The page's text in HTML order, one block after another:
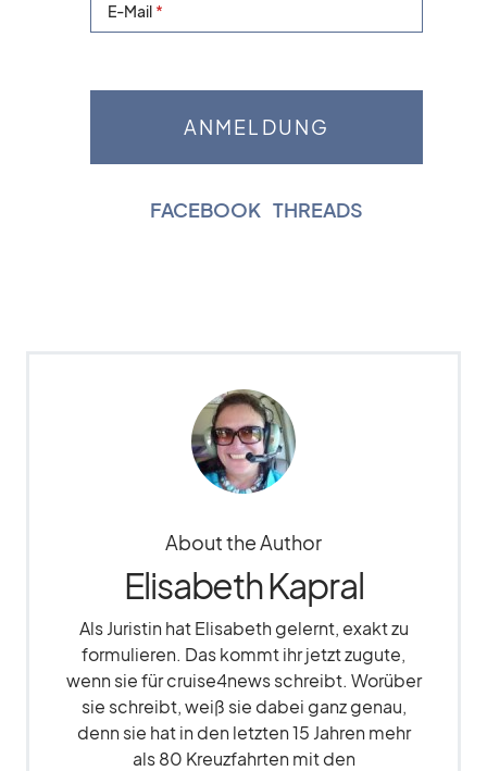
E-Mail
FACEBOOK THREADS
About the Author
Elisabeth Kapral
Als Juristin hat Elisabeth gelernt, exakt zu
formulieren. Das kommt ihr jetzt zugute,
wenn sie für cruise4news schreibt. Worüber
sie schreibt, weiß sie dabei ganz genau,
denn sie hat in den letzten 15 Jahren mehr
als 80 Kreuzfahrten mit den